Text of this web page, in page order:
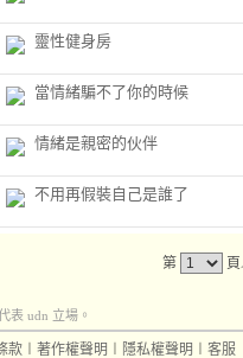
靈性健身房
當情緒騙不了你的時候
情緒是親密的伙伴
不用再假裝自己是誰了
第
表 udn 立場。
款 著作權聲明 隱私權聲明 客服